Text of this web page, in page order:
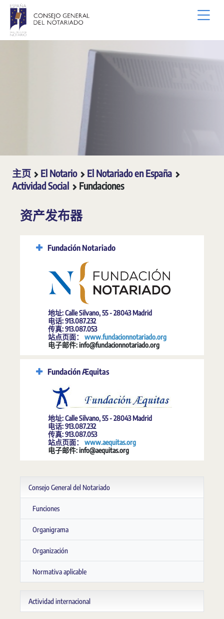
跳转到主内容
主页 El Notario
El Notariado en España
Actividad Social
Fundaciones
资产发布器
Fundación Notariado
地址: Calle Silvano, 55 - 28043 Madrid
电话: 913.087.232
传真: 913.087.053
站点页面： www.fundacionnotariado.org
电子邮件: info@fundacionnotariado.org
Fundación Æquitas
地址: Calle Silvano, 55 - 28043 Madrid
电话: 913.087.232
传真: 913.087.053
站点页面： www.aequitas.org
电子邮件: info@aequitas.org
Consejo General del Notariado
Funciones
Organigrama
Organización
Normativa aplicable
Actividad internacional